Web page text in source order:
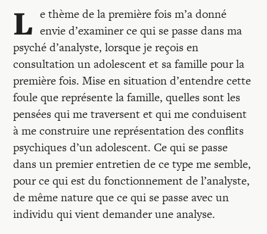
Auteurs
Blocs-notes
Recherches
Entretiens
Revues
L e thème de la première fois m’a donné
envie d’examiner ce qui se passe dans ma
psyché d’analyste, lorsque je reçois en
consultation un adolescent et sa famille pour la
première fois. Mise en situation d’entendre cette
foule que représente la famille, quelles sont les
pensées qui me traversent et qui me conduisent
à me construire une représentation des conflits
psychiques d’un adolescent. Ce qui se passe
dans un premier entretien de ce type me semble,
pour ce qui est du fonctionnement de l’analyste,
de même nature que ce qui se passe avec un
individu qui vient demander une analyse.